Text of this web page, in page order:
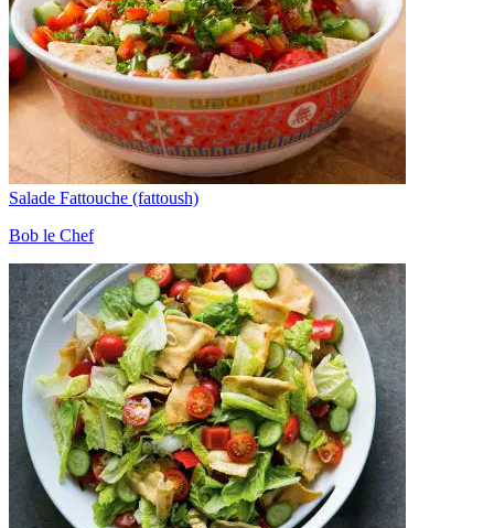
Salade Fattouche (fattoush)
Bob le Chef